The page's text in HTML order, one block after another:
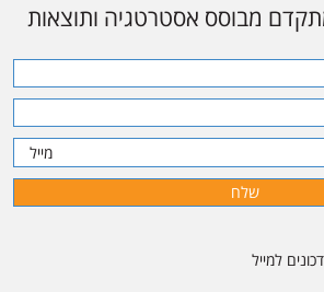
מתקדם מבוסס אסטרטגיה ותוצאות
למייל